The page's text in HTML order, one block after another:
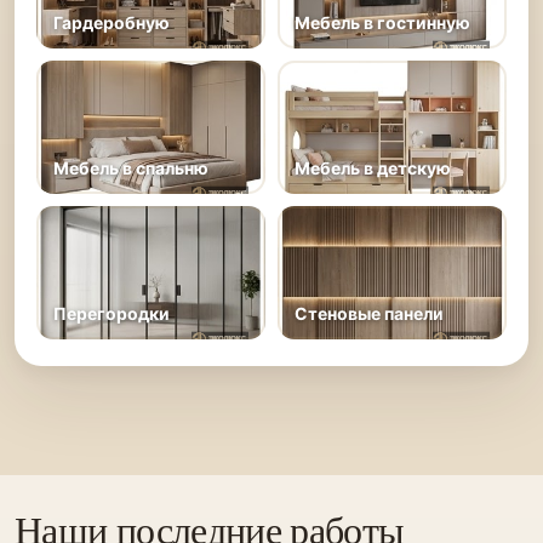
Гардеробную Мебель в гостинную
Мебель в спальню Мебель в детскую
Перегородки Стеновые панели
Наши последние работы